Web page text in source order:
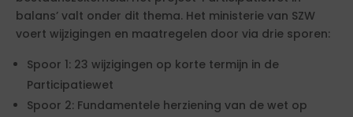
balans’ valt onder dit thema. Het ministerie van SZW
voert wijzigingen en maatregelen door via drie sporen:
Spoor 1: 23 wijzigingen op korte termijn in de
Participatiewet
Spoor 2: Fundamentele herziening van de wet op